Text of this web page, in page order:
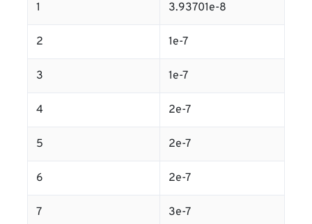
1 3.93701e-8
2 1e-7
3 1e-7
4 2e-7
5 2e-7
6 2e-7
7 3e-7